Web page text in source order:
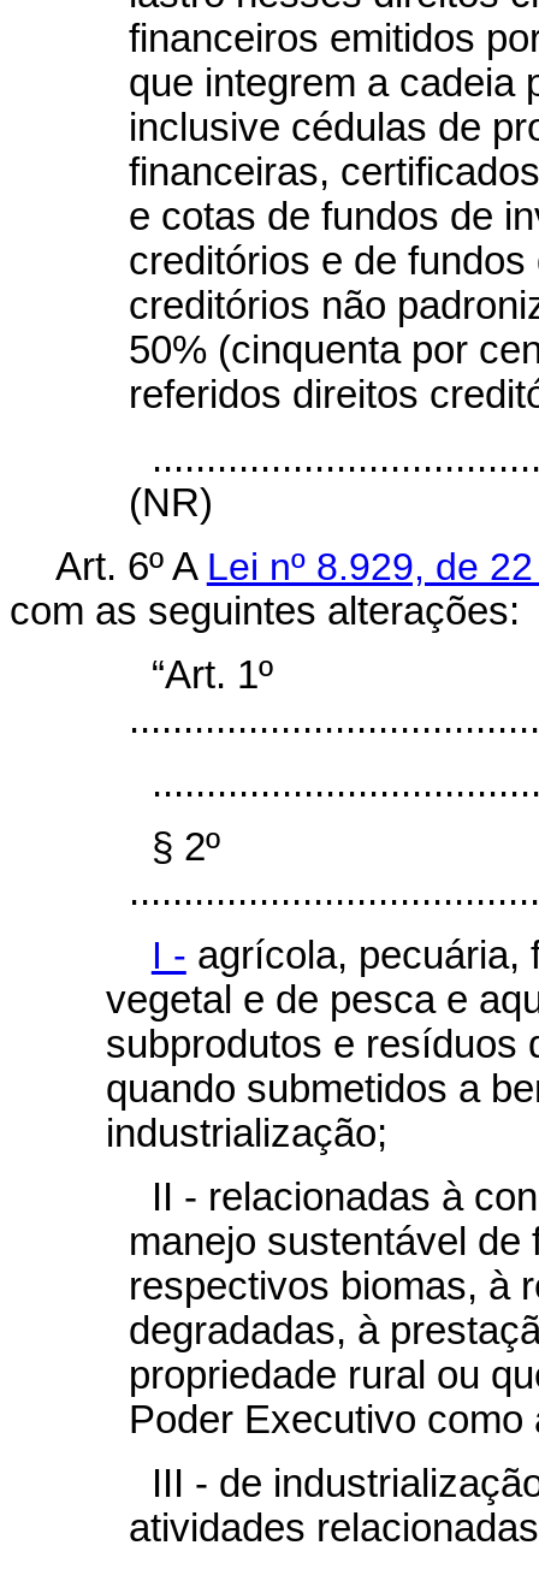
financeiros emitidos
que integrem a cadeia
inclusive cédulas de
financeiras,
e cotas de fundos de
creditórios e de
creditórios não
50% (cinquenta por
referidos direitos
(NR)
Art. 6º A Lei nº 8.929, de
com as seguintes alterações:
“Art. 1º
§ 2º
I - agrícola, pecuária,
vegetal e de pesca e
subprodutos e resíduos
quando submetidos a
industrialização;
II - relacionadas à
manejo sustentável
respectivos biomas, à
degradadas, à
propriedade rural ou
Poder Executivo
III - de
atividades